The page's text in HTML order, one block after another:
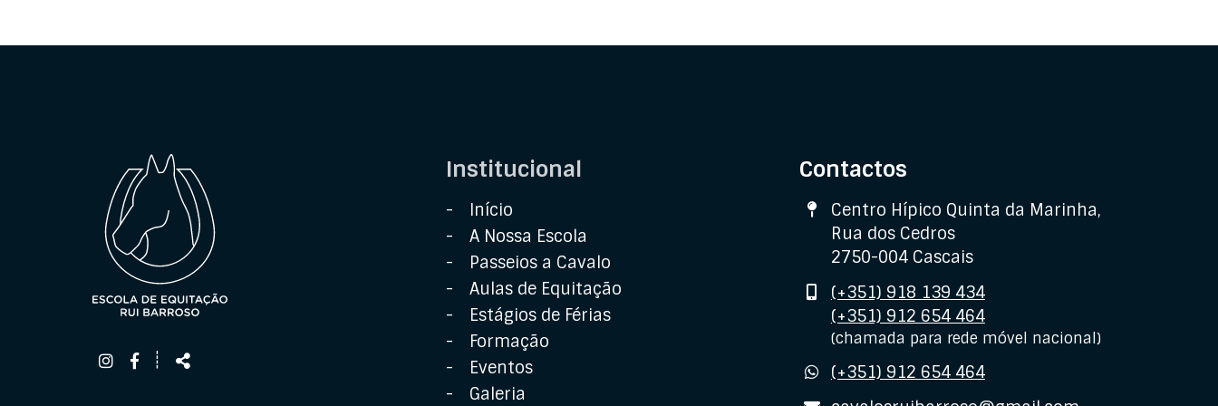
Siga-
┊
Partilhar
Institucional
Início
A Nossa Escola
Passeios a Cavalo
Aulas de Equitação
Estágios de Férias
Formação
Eventos
Galeria
Contactos
Morada
Centro Hípico Quinta da Marinha,
Rua dos Cedros
2750-004 Cascais
Telemóvel
(+351) 918 139 434
(+351) 912 654 464
(chamada para rede móvel nacional)
WhatsApp
(+351) 912 654 464